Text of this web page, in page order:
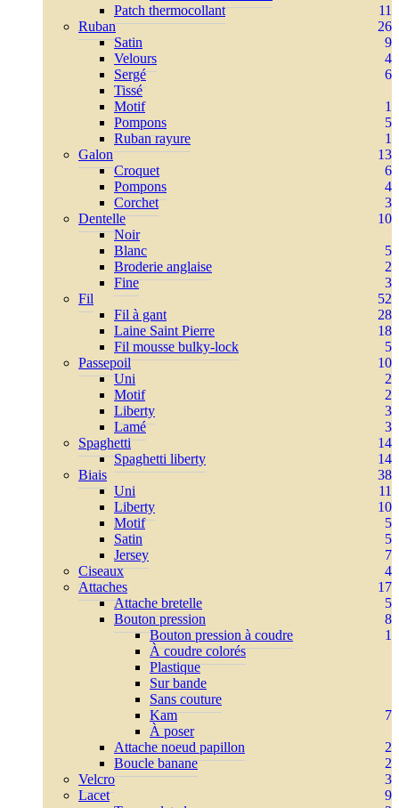
Patch thermocollant
11
Ruban
26
Satin
9
Velours
4
Sergé
6
Tissé
Motif
1
Pompons
5
Ruban rayure
1
Galon
13
Croquet
6
Pompons
4
Corchet
3
Dentelle
10
Noir
Blanc
5
Broderie anglaise
2
Fine
3
Fil
52
Fil à gant
28
Laine Saint Pierre
18
Fil mousse bulky-lock
5
Passepoil
10
Uni
2
Motif
2
Liberty
3
Lamé
3
Spaghetti
14
Spaghetti liberty
14
Biais
38
Uni
11
Liberty
10
Motif
5
Satin
5
Jersey
7
Ciseaux
4
Attaches
17
Attache bretelle
5
Bouton pression
8
Bouton pression à coudre
1
À coudre colorés
Plastique
Sur bande
Sans couture
Kam
7
À poser
Attache noeud papillon
2
Boucle banane
2
Velcro
3
Lacet
9